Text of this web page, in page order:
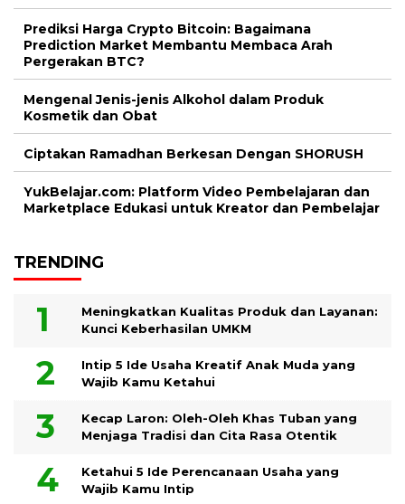
Prediksi Harga Crypto Bitcoin: Bagaimana
Prediction Market Membantu Membaca Arah
Pergerakan BTC?
Mengenal Jenis-jenis Alkohol dalam Produk
Kosmetik dan Obat
Ciptakan Ramadhan Berkesan Dengan SHORUSH
YukBelajar.com: Platform Video Pembelajaran dan
Marketplace Edukasi untuk Kreator dan Pembelajar
TRENDING
Meningkatkan Kualitas Produk dan Layanan:
Kunci Keberhasilan UMKM
Intip 5 Ide Usaha Kreatif Anak Muda yang
Wajib Kamu Ketahui
Kecap Laron: Oleh-Oleh Khas Tuban yang
Menjaga Tradisi dan Cita Rasa Otentik
Ketahui 5 Ide Perencanaan Usaha yang
Wajib Kamu Intip